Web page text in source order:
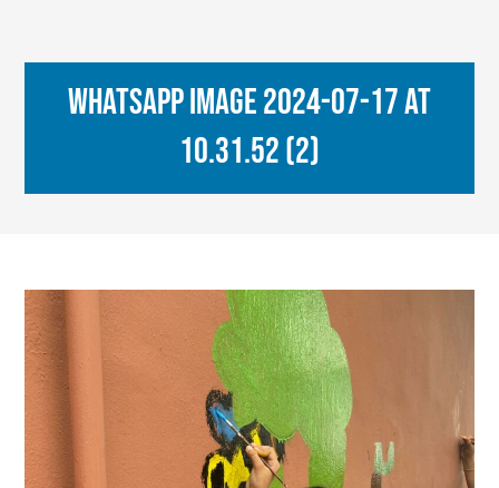
WhatsApp Image 2024-07-17 at
10.31.52 (2)